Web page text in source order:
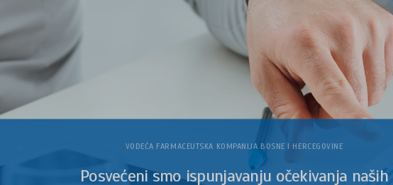
VODEĆA FARMACEUTSKA KOMPANIJA BOSNE I HERCEGOVINE
Posvećeni smo ispunjavanju očekivanja naših